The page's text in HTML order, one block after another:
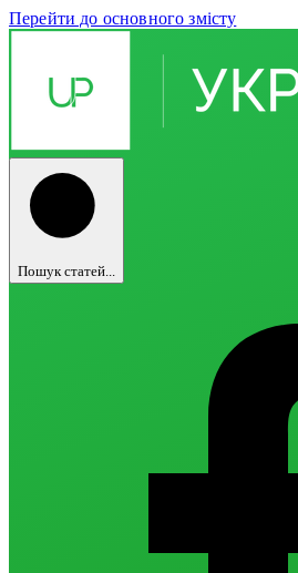
Перейти до основного змісту
Пошук статей...